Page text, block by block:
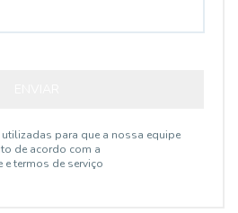
para que a nossa equipe
de acordo com a
termos de serviço